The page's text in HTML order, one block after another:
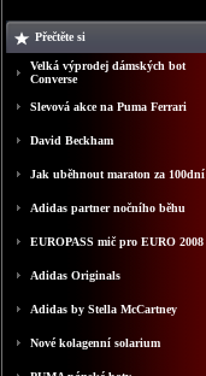
Přečtěte si
Velká výprodej dámských bot
Converse
Slevová akce na Puma Ferrari
David Beckham
Jak uběhnout maraton za 100dní
Adidas partner nočního běhu
EUROPASS mič pro EURO 2008
Adidas Originals
Adidas by Stella McCartney
Nové kolagenní solarium